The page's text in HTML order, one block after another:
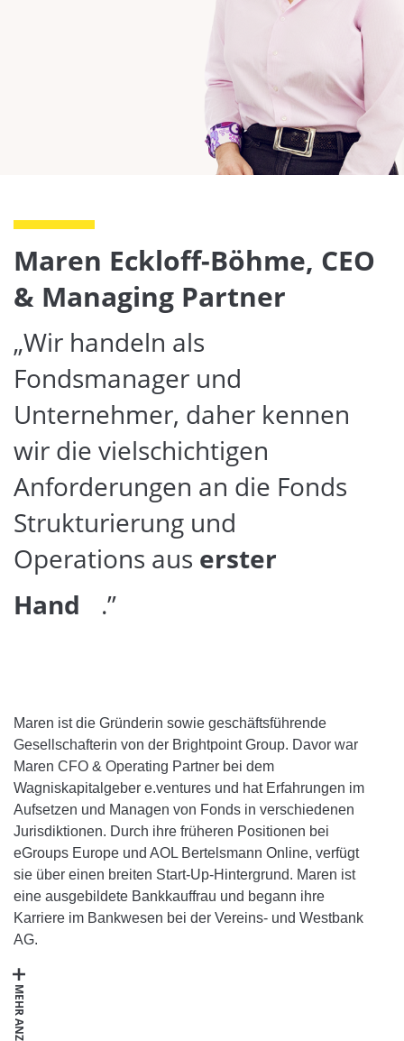
Maren Eckloff-Böhme, CEO
& Managing Partner
„Wir handeln als
Fondsmanager und
Unternehmer, daher kennen
wir die vielschichtigen
Anforderungen an die Fonds
Strukturierung und
Operations aus erster
Hand
.”
Maren ist die Gründerin sowie geschäftsführende
Gesellschafterin von der Brightpoint Group. Davor war
Maren CFO & Operating Partner bei dem
Wagniskapitalgeber e.ventures und hat Erfahrungen im
Aufsetzen und Managen von Fonds in verschiedenen
Jurisdiktionen. Durch ihre früheren Positionen bei
eGroups Europe und AOL Bertelsmann Online, verfügt
sie über einen breiten Start-Up-Hintergrund. Maren ist
eine ausgebildete Bankkauffrau und begann ihre
Karriere im Bankwesen bei der Vereins- und Westbank
AG.